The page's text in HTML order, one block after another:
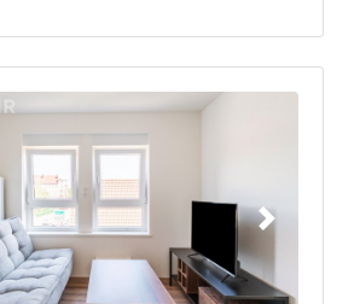
Suivant